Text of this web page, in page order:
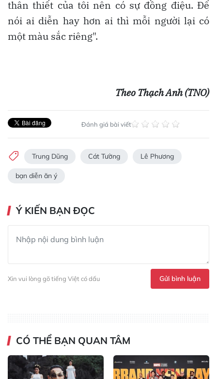
thân thiết của tôi nên có sự đồng điệu. Để
nói ai diễn hay hơn ai thì mỗi người lại có
một màu sắc riêng".
Theo Thạch Anh (TNO)
Đánh giá bài viết
Trung Dũng Cát Tường Lê Phương
bạn diễn ăn ý
Ý KIẾN BẠN ĐỌC
Xin vui lòng gõ tiếng Việt có dấu Gửi bình luận
CÓ THỂ BẠN QUAN TÂM